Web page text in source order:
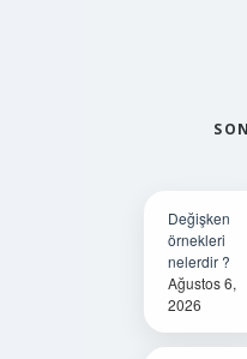
Değişken
örnekleri
nelerdir ?
Ağustos 6,
2026